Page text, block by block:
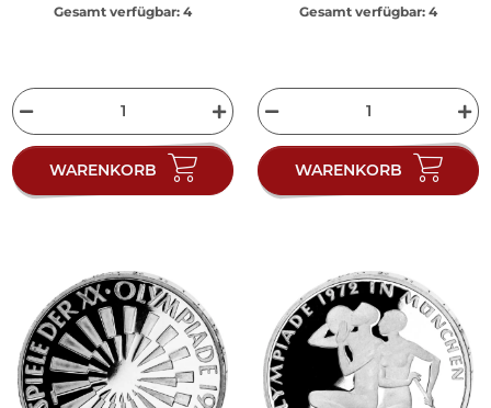
Gesamt verfügbar: 4
WARENKORB
Gesamt verfügbar: 4
WARENKORB